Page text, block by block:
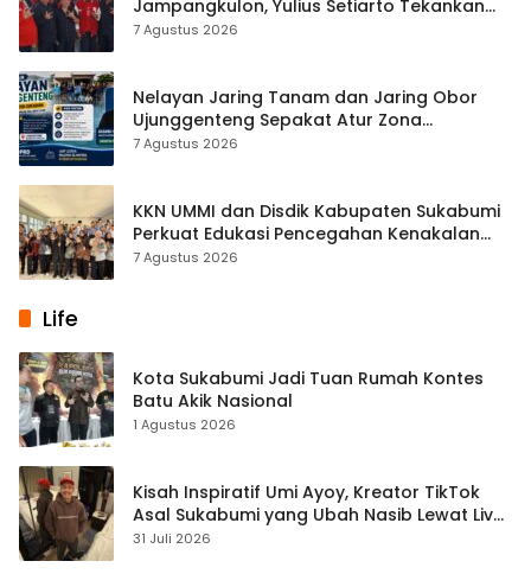
Jampangkulon, Yulius Setiarto Tekankan
Pentingnya Persatuan
7 Agustus 2026
Nelayan Jaring Tanam dan Jaring Obor
Ujunggenteng Sepakat Atur Zona
Penangkapan
7 Agustus 2026
KKN UMMI dan Disdik Kabupaten Sukabumi
Perkuat Edukasi Pencegahan Kenakalan
Remaja di SMPN 2 Tegalbuleud
7 Agustus 2026
Life
Kota Sukabumi Jadi Tuan Rumah Kontes
Batu Akik Nasional
1 Agustus 2026
Kisah Inspiratif Umi Ayoy, Kreator TikTok
Asal Sukabumi yang Ubah Nasib Lewat Live
Streaming
31 Juli 2026